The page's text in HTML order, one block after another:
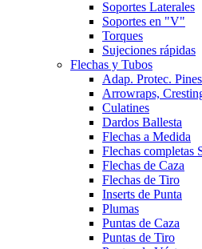
Soportes Laterales
Soportes en "V"
Torques
Sujeciones rápidas
Flechas y Tubos
Adap. Protec.
Arrowraps,
Culatines
Dardos Ballesta
Flechas a Medida
Flechas completas
Flechas de Caza
Flechas de Tiro
Inserts de Punta
Plumas
Puntas de Caza
Puntas de Tiro